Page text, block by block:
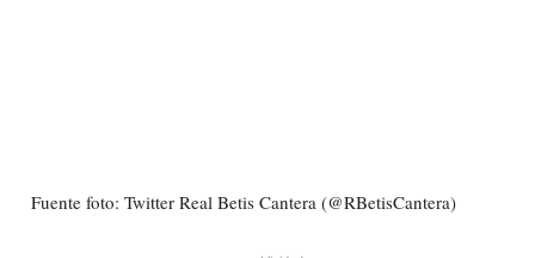
Fuente foto: Twitter Real Betis Cantera (@RBetisCantera)